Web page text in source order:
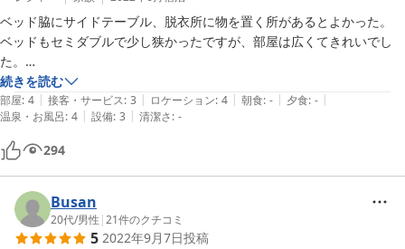
ベッド脇にサイドテーブル、脱衣所に物を置く所があるとよかった。
ベッドもセミダブルで少し狭かったですが、部屋は広くてきれいでし
た。
お湯の出も申し分なく、設備はよかったです。
買い物にも便利です。
続きを読む
部屋: 4 | 接客・サービス: 3 | ロケーション: 4 | 朝食: - | 夕食: - |
温泉・お風呂: 4 | 設備: 3 | 清潔さ: -
294
Busan
20代/男性 |21件のクチコミ
5 2022年9月7日投稿